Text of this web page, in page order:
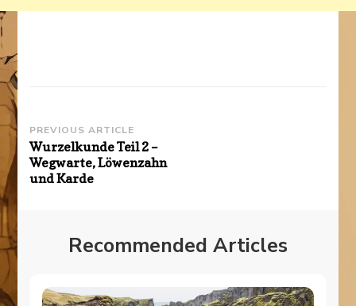
Post
Navigation
PREVIOUS ARTICLE
Wurzelkunde Teil 2 –
Wegwarte, Löwenzahn
und Karde
Recommended Articles